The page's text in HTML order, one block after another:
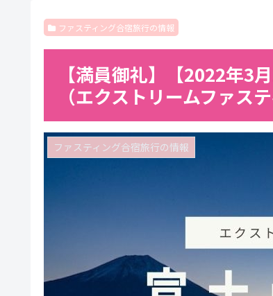
ファスティング合宿旅行の情報
【満員御礼】【2022年3
（エクストリームファス
ファスティング合宿旅行の情報